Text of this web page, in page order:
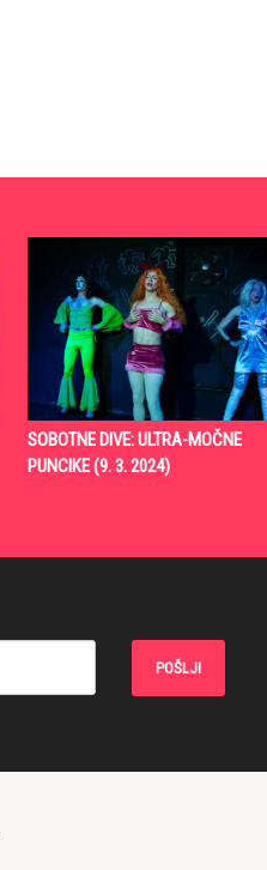
SOBOTNE DIVE: ULTRA-MOČNE
PUNCIKE (9. 3. 2024)